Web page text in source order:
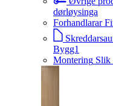
dørløysinga
Forhandlarar
Bygg1
Montering Slik